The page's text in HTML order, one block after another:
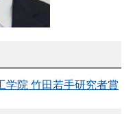
学院 竹田若手研究者賞